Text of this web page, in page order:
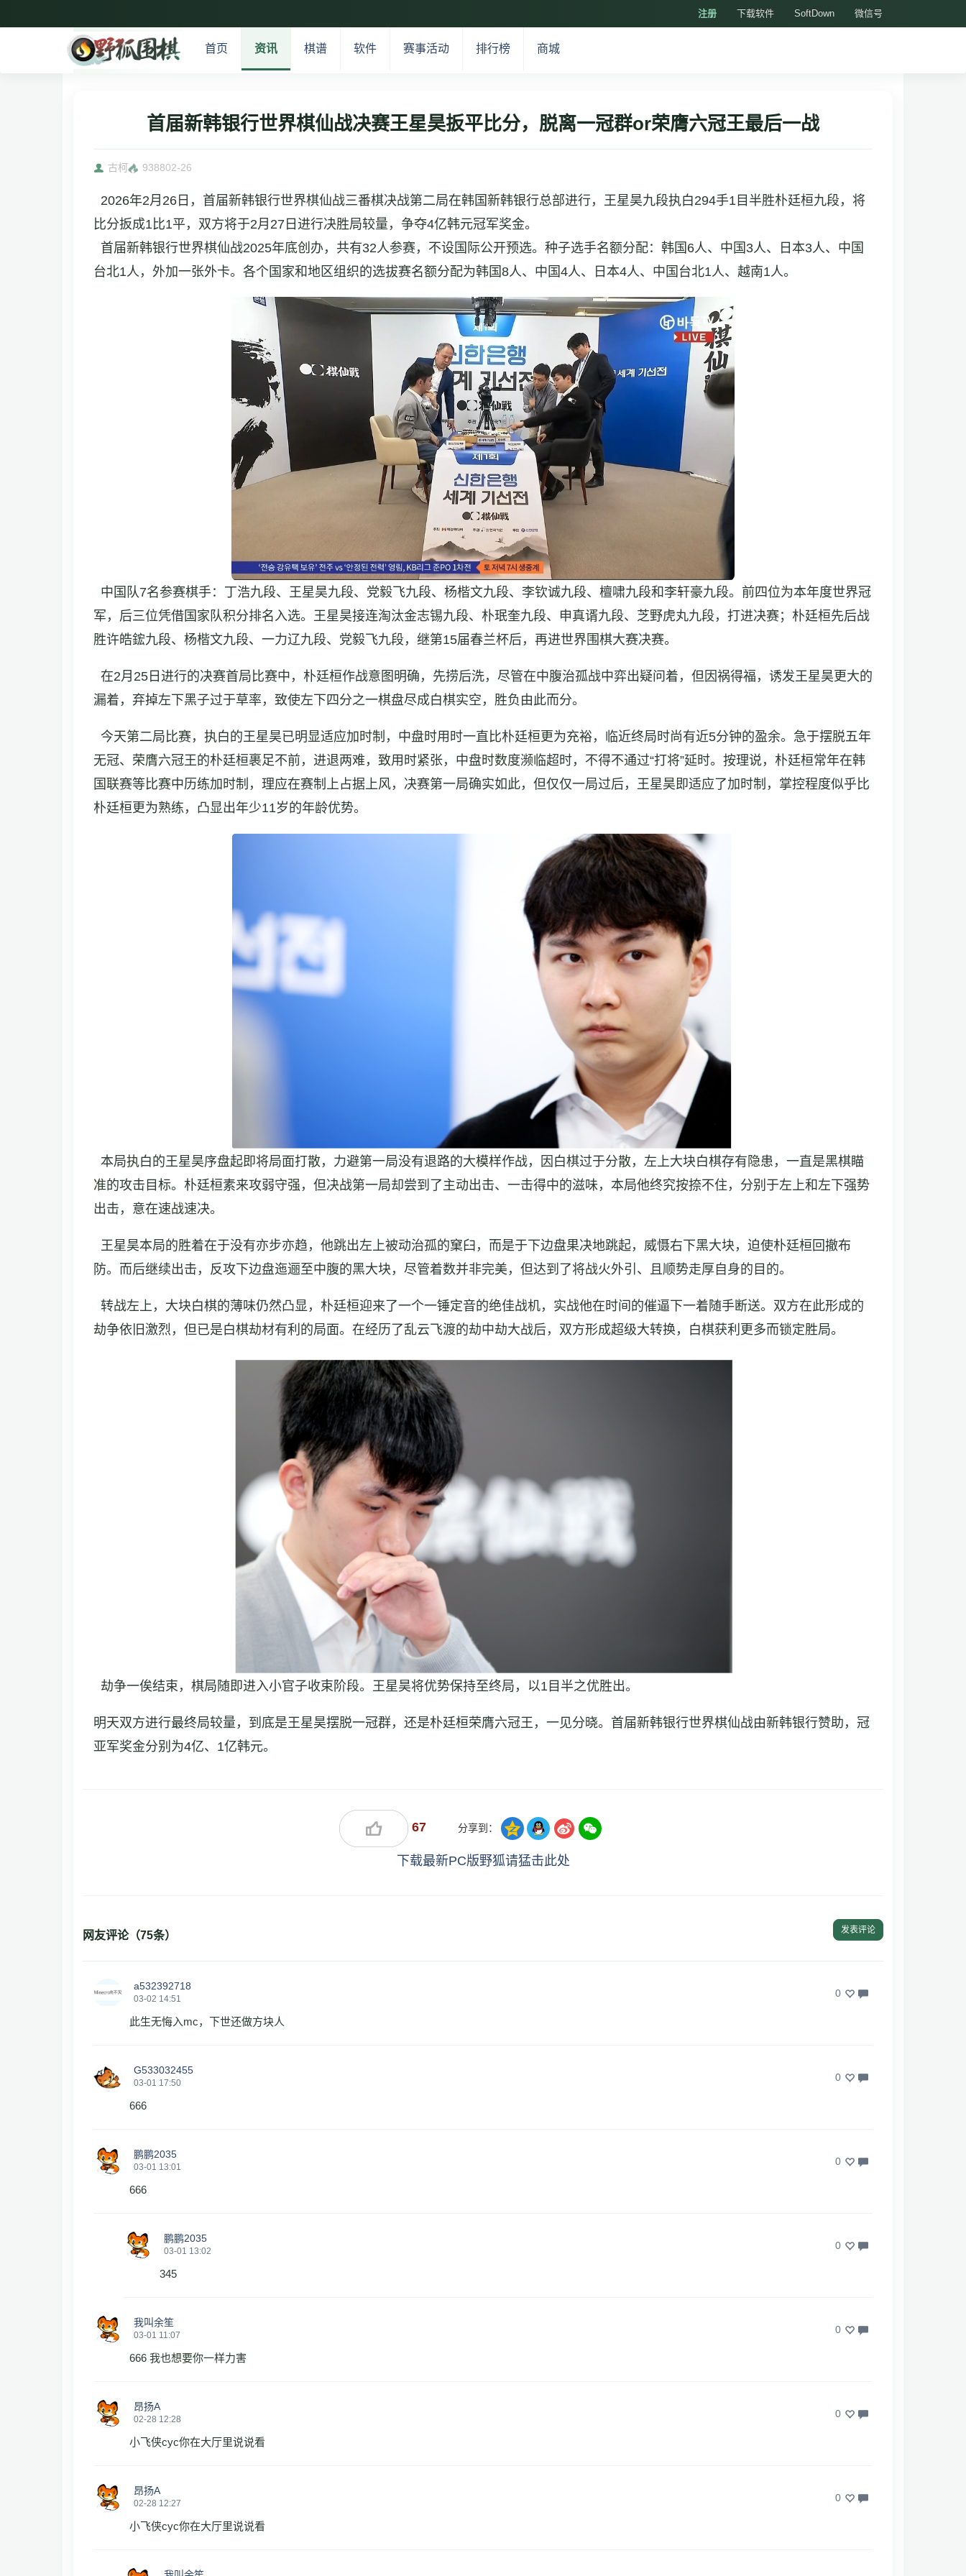
注册 下载软件 SoftDown 微信号
首页 资讯 棋谱 软件 赛事活动 排行榜 商城
首届新韩银行世界棋仙战决赛王星昊扳平比分，脱离一冠群or荣膺六冠王最后一战
古柯 938802-26
2026年2月26日，首届新韩银行世界棋仙战三番棋决战第二局在韩国新韩银行总部进行，王星昊九段执白294手1目半胜朴廷桓九段，将
比分扳成1比1平，双方将于2月27日进行决胜局较量，争夺4亿韩元冠军奖金。
首届新韩银行世界棋仙战2025年底创办，共有32人参赛，不设国际公开预选。种子选手名额分配：韩国6人、中国3人、日本3人、中国
台北1人，外加一张外卡。各个国家和地区组织的选拔赛名额分配为韩国8人、中国4人、日本4人、中国台北1人、越南1人。
中国队7名参赛棋手：丁浩九段、王星昊九段、党毅飞九段、杨楷文九段、李钦诚九段、檀啸九段和李轩豪九段。前四位为本年度世界冠
军，后三位凭借国家队积分排名入选。王星昊接连淘汰金志锡九段、朴珉奎九段、申真谞九段、芝野虎丸九段，打进决赛；朴廷桓先后战
胜许皓鋐九段、杨楷文九段、一力辽九段、党毅飞九段，继第15届春兰杯后，再进世界围棋大赛决赛。
在2月25日进行的决赛首局比赛中，朴廷桓作战意图明确，先捞后洗，尽管在中腹治孤战中弈出疑问着，但因祸得福，诱发王星昊更大的
漏着，弃掉左下黑子过于草率，致使左下四分之一棋盘尽成白棋实空，胜负由此而分。
今天第二局比赛，执白的王星昊已明显适应加时制，中盘时用时一直比朴廷桓更为充裕，临近终局时尚有近5分钟的盈余。急于摆脱五年
无冠、荣膺六冠王的朴廷桓裹足不前，进退两难，致用时紧张，中盘时数度濒临超时，不得不通过“打将”延时。按理说，朴廷桓常年在韩
国联赛等比赛中历练加时制，理应在赛制上占据上风，决赛第一局确实如此，但仅仅一局过后，王星昊即适应了加时制，掌控程度似乎比
朴廷桓更为熟练，凸显出年少11岁的年龄优势。
本局执白的王星昊序盘起即将局面打散，力避第一局没有退路的大模样作战，因白棋过于分散，左上大块白棋存有隐患，一直是黑棋瞄
准的攻击目标。朴廷桓素来攻弱守强，但决战第一局却尝到了主动出击、一击得中的滋味，本局他终究按捺不住，分别于左上和左下强势
出击，意在速战速决。
王星昊本局的胜着在于没有亦步亦趋，他跳出左上被动治孤的窠臼，而是于下边盘果决地跳起，威慑右下黑大块，迫使朴廷桓回撤布
防。而后继续出击，反攻下边盘迤逦至中腹的黑大块，尽管着数并非完美，但达到了将战火外引、且顺势走厚自身的目的。
转战左上，大块白棋的薄味仍然凸显，朴廷桓迎来了一个一锤定音的绝佳战机，实战他在时间的催逼下一着随手断送。双方在此形成的
劫争依旧激烈，但已是白棋劫材有利的局面。在经历了乱云飞渡的劫中劫大战后，双方形成超级大转换，白棋获利更多而锁定胜局。
劫争一俟结束，棋局随即进入小官子收束阶段。王星昊将优势保持至终局，以1目半之优胜出。
明天双方进行最终局较量，到底是王星昊摆脱一冠群，还是朴廷桓荣膺六冠王，一见分晓。首届新韩银行世界棋仙战由新韩银行赞助，冠
亚军奖金分别为4亿、1亿韩元。
67 分享到：
下载最新PC版野狐请猛击此处
网友评论（75条） 发表评论
a532392718
03-02 14:51 0
此生无悔入mc，下世还做方块人
G533032455
03-01 17:50 0
666
鹏鹏2035
03-01 13:01 0
666
鹏鹏2035
03-01 13:02 0
345
我叫余笙
03-01 11:07 0
666 我也想要你一样力害
昂扬A
02-28 12:28 0
小飞侠cyc你在大厅里说说看
昂扬A
02-28 12:27 0
小飞侠cyc你在大厅里说说看